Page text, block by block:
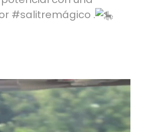
#salitremágico .